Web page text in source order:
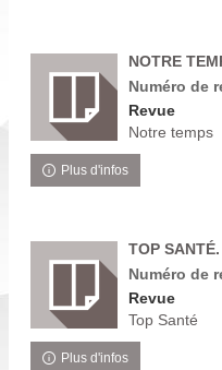
NOTRE
Numéro de
Revue
Notre temps
Plus d'infos
TOP
Numéro de
Revue
Top Santé
Plus d'infos